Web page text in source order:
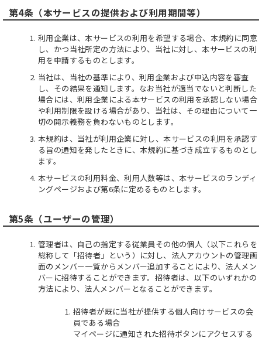
第4条（本サービスの提供および利用期間等）
利用企業は、本サービスの利用を希望する場合、本規約に同意
し、かつ当社所定の方法により、当社に対し、本サービスの利
用を申請するものとします。
当社は、当社の基準により、利用企業および申込内容を審査
し、その結果を通知します。なお当社が適当でないと判断した
場合には、利用企業による本サービスの利用を承認しない場合
や利用制限を設ける場合があり、当社は、その理由について一
切の開示義務を負わないものとします。
本規約は、当社が利用企業に対し、本サービスの利用を承認す
る旨の通知を発したときに、本規約に基づき成立するものとし
ます。
本サービスの利用料金、利用人数等は、本サービスのランディ
ングページおよび第6条に定めるものとします。
第5条（ユーザーの管理）
管理者は、自己の指定する従業員その他の個人（以下これらを
総称して「招待者」という）に対し、法人アカウントの管理画
面のメンバー一覧からメンバー追加することにより、法人メン
バーに招待することができます。招待者は、以下のいずれかの
方法により、法人メンバーとなることができます。
招待者が既に当社が提供する個人向けサービスの会
員である場合
マイページに通知された招待ボタンにアクセスする